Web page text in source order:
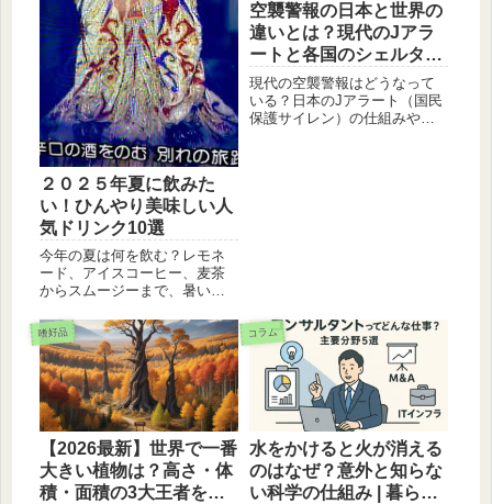
２０２５年夏に飲みた
い！ひんやり美味しい人
気ドリンク10選
今年の夏は何を飲む？レモネ
ード、アイスコーヒー、麦茶
からスムージーまで、暑い日
画像付きでご紹介。水分補給
にもリフレッシュにも最適
な、夏のおすすめドリンクを
見つけてください。
空襲警報の日本と世界の
違いとは？現代のJアラ
ートと各国のシェルター
事情
現代の空襲警報はどうなって
いる？日本のJアラート（国民
保護サイレン）の仕組みや避
嗜好品
【2026最新】世界で一番
大きい植物は？高さ・体
積・面積の3大王者を徹
コラム
水をかけると火が消える
のはなぜ？意外と知らな
い科学の仕組み | 暮らし